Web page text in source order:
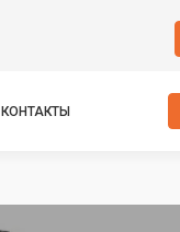
КОНТАКТЫ